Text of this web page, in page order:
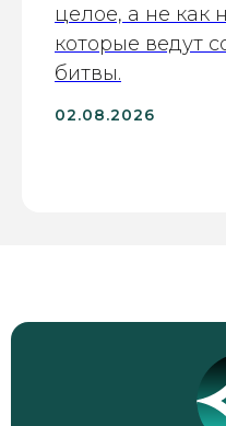
целое, а не как
которые ведут
битвы.
02.08.2026